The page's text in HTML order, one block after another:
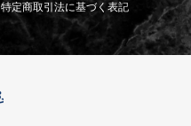
特定商取引法に基づく表記